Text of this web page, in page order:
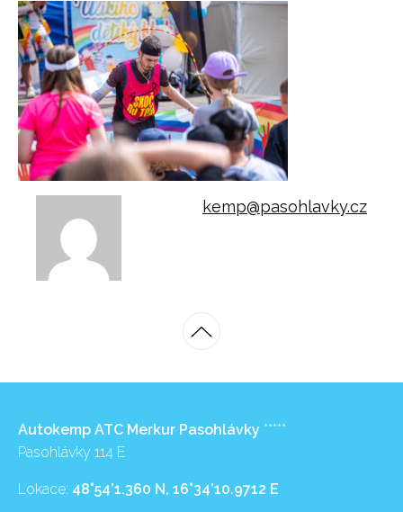
kemp@pasohlavky.cz
Autokemp ATC Merkur Pasohlávky *****
Pasohlávky 114 E
Lokace: 48°54’1.360 N, 16°34’10.9712 E